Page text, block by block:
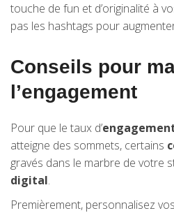
touche de fun et d’originalité à
pas les hashtags pour
Conseils pour
l’engagement
Pour que le taux d’
atteigne des sommets, certains
gravés dans le marbre de votre
digital.
Premièrement, personnalisez